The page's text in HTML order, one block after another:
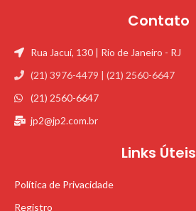
Contato
Rua Jacuí, 130 | Rio de Janeiro - RJ
(21) 3976-4479 | (21) 2560-6647
(21) 2560-6647
jp2@jp2.com.br
Links Úteis
Política de Privacidade
Registro